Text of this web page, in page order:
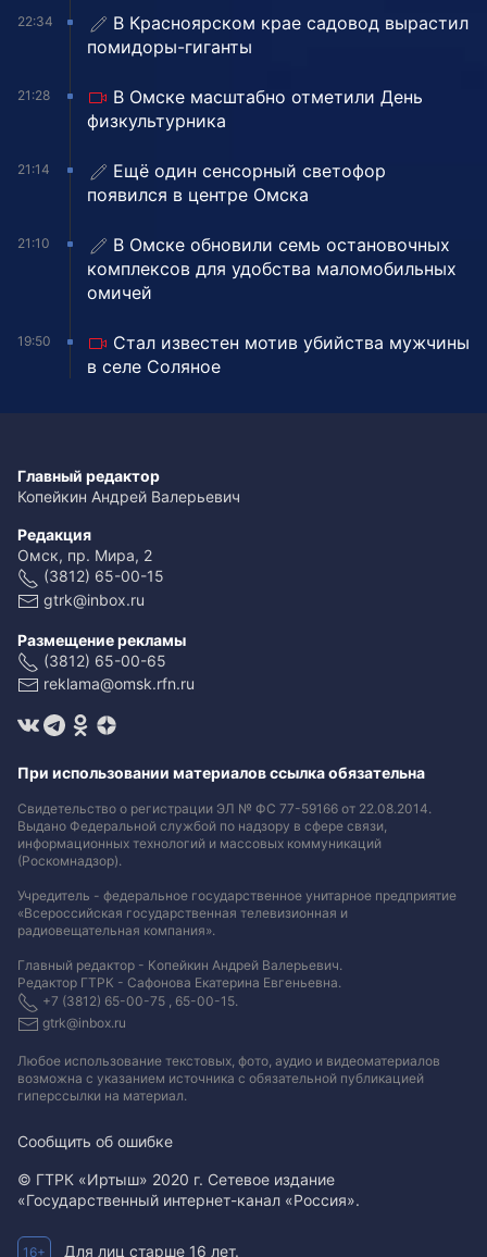
22:34
В Красноярском крае садовод вырастил
помидоры-гиганты
21:28
В Омске масштабно отметили День
физкультурника
21:14
Ещё один сенсорный светофор
появился в центре Омска
21:10
В Омске обновили семь остановочных
комплексов для удобства маломобильных
омичей
19:50
Стал известен мотив убийства мужчины
в селе Соляное
Главный редактор
Копейкин Андрей Валерьевич
Редакция
Омск, пр. Мира, 2
(3812) 65-00-15
gtrk@inbox.ru
Размещение рекламы
(3812) 65-00-65
reklama@omsk.rfn.ru
При использовании материалов ссылка обязательна
Свидетельство о регистрации ЭЛ № ФС 77-59166 от 22.08.2014.
Выдано Федеральной службой по надзору в сфере связи,
информационных технологий и массовых коммуникаций
(Роскомнадзор).
Учредитель - федеральное государственное унитарное предприятие
«Всероссийская государственная телевизионная и
радиовещательная компания».
Главный редактор - Копейкин Андрей Валерьевич.
Редактор ГТРК - Сафонова Екатерина Евгеньевна.
+7 (3812) 65-00-75 , 65-00-15.
gtrk@inbox.ru
Любое использование текстовых, фото, аудио и видеоматериалов
возможна с указанием источника с обязательной публикацией
гиперссылки на материал.
Сообщить об ошибке
© ГТРК «Иртыш» 2020 г. Сетевое издание
«Государственный интернет-канал «Россия».
16+ Для лиц старше 16 лет.